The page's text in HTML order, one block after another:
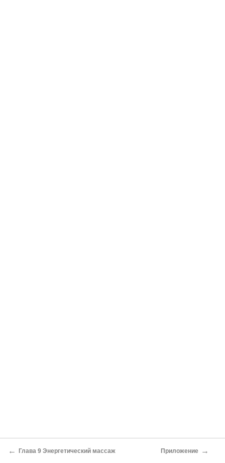
← Глава 9 Энергетический массаж Приложение →